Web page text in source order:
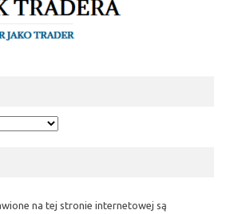
na tej stronie internetowej są